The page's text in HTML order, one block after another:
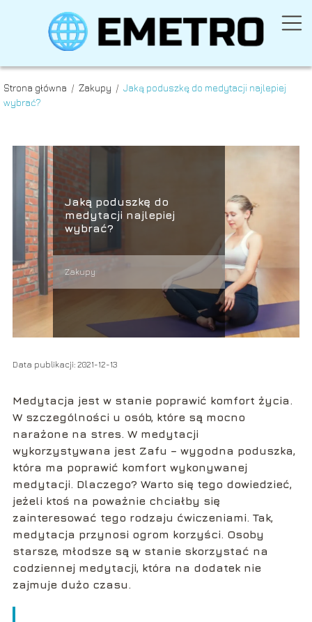
Strona główna / Zakupy / Jaką poduszkę do medytacji najlepiej
wybrać?
Jaką poduszkę do
medytacji najlepiej
wybrać?
Zakupy
Data publikacji: 2021-12-13
Medytacja jest w stanie poprawić komfort życia.
W szczególności u osób, które są mocno
narażone na stres. W medytacji
wykorzystywana jest Zafu – wygodna poduszka,
która ma poprawić komfort wykonywanej
medytacji. Dlaczego? Warto się tego dowiedzieć,
jeżeli ktoś na poważnie chciałby się
zainteresować tego rodzaju ćwiczeniami. Tak,
medytacja przynosi ogrom korzyści. Osoby
starsze, młodsze są w stanie skorzystać na
codziennej medytacji, która na dodatek nie
zajmuje dużo czasu.